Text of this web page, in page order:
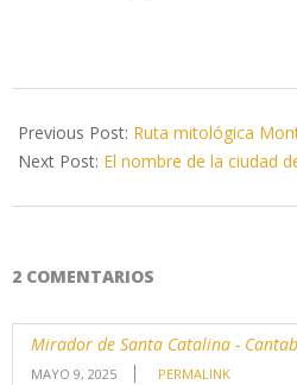
11-
11
Previous Post: Ruta mitológica
Next Post: El nombre de la ciudad
2 COMENTARIOS
Mirador de Santa Catalina -
MAYO 9, 2025 PERMALINK